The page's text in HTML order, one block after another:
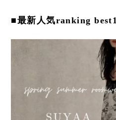
■最新人気ranking